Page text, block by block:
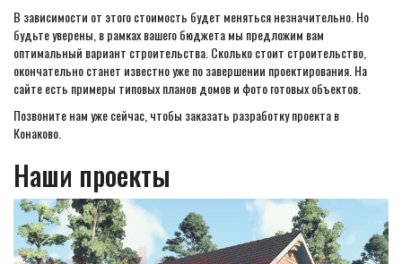
В зависимости от этого стоимость будет меняться незначительно. Но
будьте уверены, в рамках вашего бюджета мы предложим вам
оптимальный вариант строительства. Сколько стоит строительство,
окончательно станет известно уже по завершении проектирования. На
сайте есть примеры типовых планов домов и фото готовых объектов.
Позвоните нам уже сейчас, чтобы заказать разработку проекта в
Конаково.
Наши проекты